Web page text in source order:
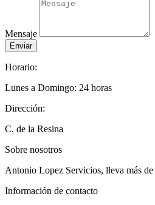
Mensaje
Enviar
Horario:
Lunes a Domingo: 24 horas
Dirección:
C. de la Resina
Sobre nosotros
Antonio Lopez Servicios, lleva más de
Información de contacto